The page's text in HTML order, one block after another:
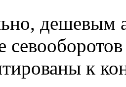
дешевым
к